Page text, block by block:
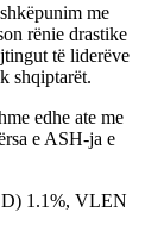
me
rënie drastike
të liderëve
shqiptarët.
edhe ate me
e ASH-ja e
1.1%, VLEN